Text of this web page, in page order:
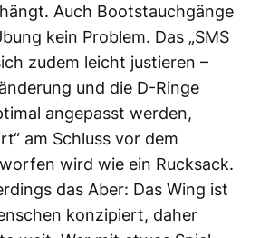
Auch Bootstauchgänge
kein Problem. Das „SMS
zudem leicht justieren –
und die D-Ringe
angepasst werden,
am Schluss vor dem
wird wie ein Rucksack.
das Aber: Das Wing ist
konzipiert, daher